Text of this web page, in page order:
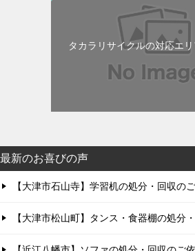
タカラリサイクルの対応エリ
最新のお喜びの声
【大津市石山寺】学習机の処分・回収の
【大津市松山町】タンス・食器棚の処分